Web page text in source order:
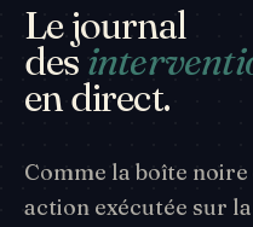
Le journal
des
en direct.
Comme la boîte noire
action exécutée sur